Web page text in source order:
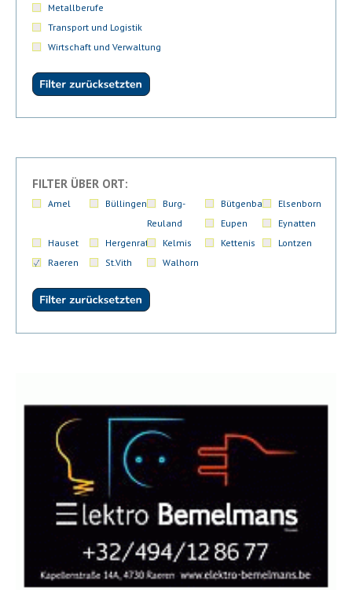
Metallberufe
Transport und Logistik
Wirtschaft und Verwaltung
FILTER ÜBER ORT:
Amel Büllingen
Burg-
Reuland
Bütgenbach
Elsenborn
Eupen
Eynatten
Hauset
Hergenrath Kelmis Kettenis
Lontzen
Raeren
St.Vith Walhorn